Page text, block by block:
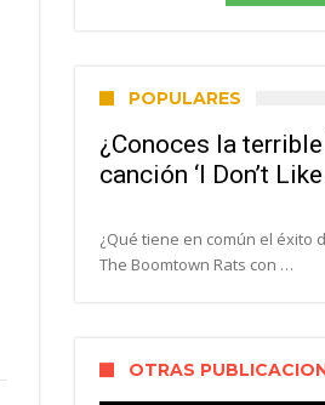
POPULARES
¿Conoces la
canción ‘I Don’t
¿Qué tiene en común el éxito
The Boomtown Rats con …
OTRAS